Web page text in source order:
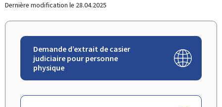
Dernière modification le 28.04.2025
Demande d’extrait de casier
judiciaire pour personne
physique